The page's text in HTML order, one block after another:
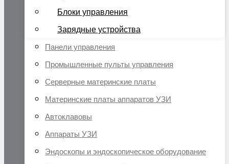
Блоки управления
Зарядные устройства
Панели управления
Промышленные пульты управления
Серверные материнские платы
Материнские платы аппаратов УЗИ
Автоклавовы
Аппараты УЗИ
Эндоскопы и эндоскопическое оборудование